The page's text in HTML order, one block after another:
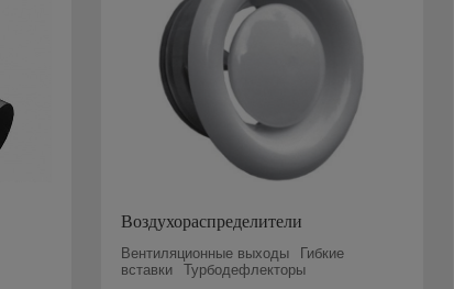
Воздухораспределители
Вентиляционные выходы
Гибкие
вставки
Турбодефлекторы